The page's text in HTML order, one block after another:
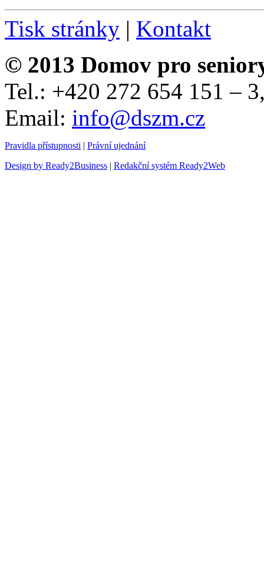
Tisk stránky | Kontakt
© 2013 Domov pro
Tel.: +420 272 654 151 –
Email: info@dszm.cz
Pravidla přístupnosti | Právní ujednání
Design by Ready2Business | Redakční systém Ready2Web